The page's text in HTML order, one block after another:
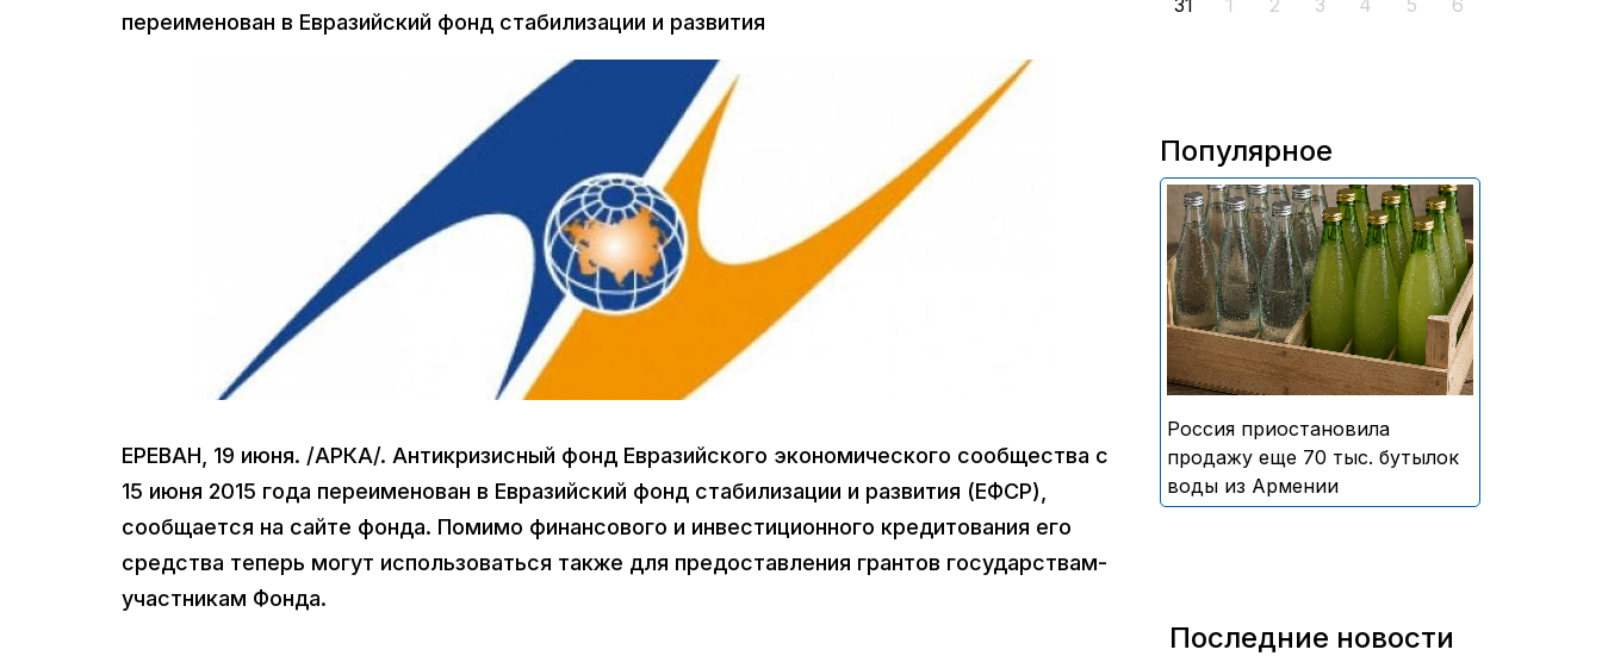
переименован в Евразийский фонд стабилизации и развития
ЕРЕВАН, 19 июня. /АРКА/. Антикризисный фонд Евразийского экономического сообщества с
15 июня 2015 года переименован в Евразийский фонд стабилизации и развития (ЕФСР),
сообщается на сайте фонда. Помимо финансового и инвестиционного кредитования его
средства теперь могут использоваться также для предоставления грантов государствам-
участникам Фонда.
31
1 2 3 4 5 6
Популярное
В России приостановили
продажу более 70 тыс.
бутылок питьевой воды и
безалкогольных напитков
армянского производства
Россия приостановила
продажу еще 70 тыс. бутылок
воды из Армении
Последние новости